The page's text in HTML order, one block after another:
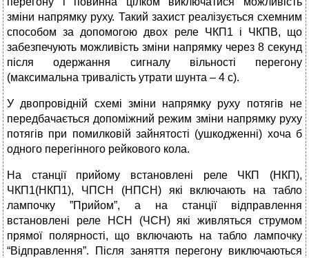
зміни напрямку руху. Такий захист реалізується схемним
способом за допомогою двох реле ЧКП1 і ЧКПВ, що
забезпечують можливість зміни напрямку через 8 секунд
після одержання сигналу вільності перегону
(максимальна тривалість утрати шунта – 4 с).
У двопровідній схемі зміни напрямку руху потягів не
передбачається допоміжний режим зміни напрямку руху
потягів при помилковій зайнятості (ушкодженні) хоча б
одного перегінного рейкового кола.
На станції прийому встановлені реле ЧКП (НКП),
ЧКП1(НКП1), ЧПСН (НПСН) які включають на табло
лампочку ”Прийом”, а на станції відправлення
встановлені реле НСН (ЧСН) які живляться струмом
прямої полярності, що включають на табло лампочку
“Відправлення”. Після заняття перегону виключаються